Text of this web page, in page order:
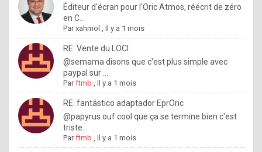
u
w
a
n
t
o
n
Éditeur d'écran pour l'Oric Atmos, réécrit de zéro
en C...
Parxahmol ,Il y a 1 mois
RE: Vente du LOCI
@semama disons que c'est plus simple avec
paypal sur ...
Parftmb ,Il y a 1 mois
RE: fantástico adaptador EprOric
@papyrus ouf cool que ça se termine bien c'est
triste...
Parftmb ,Il y a 1 mois